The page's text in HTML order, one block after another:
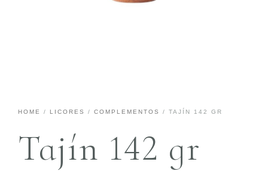
HOME / LICORES / COMPLEMENTOS / TAJÍN 142 GR
Tajín 142 gr